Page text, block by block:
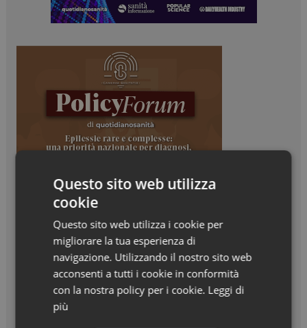
Questo sito web utilizza
cookie
Questo sito web utilizza i cookie per
migliorare la tua esperienza di
navigazione. Utilizzando il nostro sito web
acconsenti a tutti i cookie in conformità
con la nostra policy per i cookie. Leggi di
più